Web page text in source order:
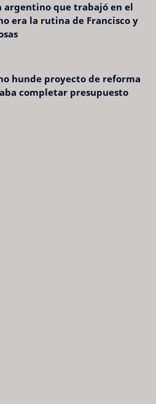
argentino que trabajó en el
era la rutina de Francisco y
hunde proyecto de reforma
completar presupuesto